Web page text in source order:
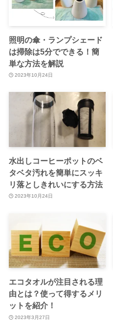
照明の傘・ランプシェード
は掃除は5分でできる！簡
単な方法を解説
2023年10月24日
水出しコーヒーポットのベ
タベタ汚れを簡単にスッキ
リ落としきれいにする方法
2023年10月24日
エコタオルが注目される理
由とは？使って得するメリ
ットを紹介！
2023年3月27日